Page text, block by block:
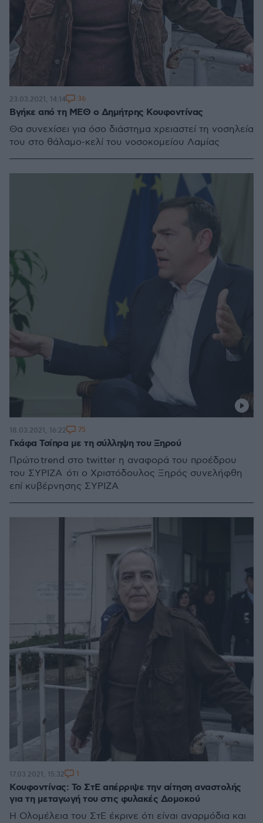
Βγήκε από τη ΜΕΘ ο Δημήτρης Κουφοντίνας
Θα συνεχίσει για όσο διάστημα χρειαστεί τη νοσηλεία
του στο θάλαμο-κελί του νοσοκομείου Λαμίας
23.03.2021, 14:14 36
Γκάφα Τσίπρα με τη σύλληψη του Ξηρού
Πρώτο trend στο twitter η αναφορά του προέδρου
του ΣΥΡΙΖΑ ότι ο Χριστόδουλος Ξηρός συνελήφθη
επί κυβέρνησης ΣΥΡΙΖΑ
18.03.2021, 16:22 75
Κουφοντίνας: Το ΣτΕ απέρριψε την αίτηση αναστολής
για τη μεταγωγή του στις φυλακές Δομοκού
Η Ολομέλεια του ΣτΕ έκρινε ότι είναι αναρμόδια και
17.03.2021, 15:32 1